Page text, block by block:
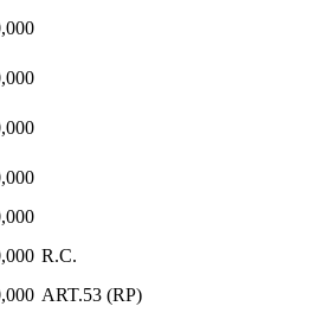
R.C.
ART.53 (RP)